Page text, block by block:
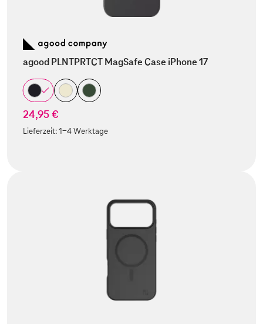
agood PLNTPRTCT MagSafe Case iPhone 17
24,95 €
Lieferzeit:1-4 Werktage